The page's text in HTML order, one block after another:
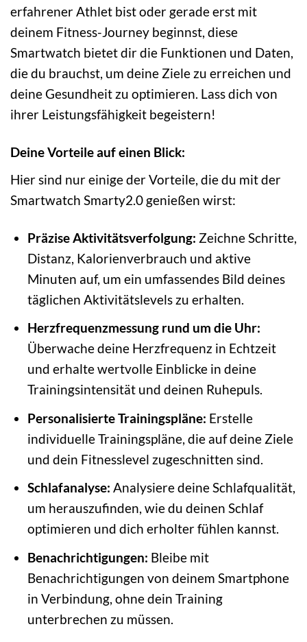
erfahrener Athlet bist oder gerade erst mit
deinem Fitness-Journey beginnst, diese
Smartwatch bietet dir die Funktionen und Daten,
die du brauchst, um deine Ziele zu erreichen und
deine Gesundheit zu optimieren. Lass dich von
ihrer Leistungsfähigkeit begeistern!
Deine Vorteile auf einen Blick:
Hier sind nur einige der Vorteile, die du mit der
Smartwatch Smarty2.0 genießen wirst:
Präzise Aktivitätsverfolgung: Zeichne Schritte,
Distanz, Kalorienverbrauch und aktive
Minuten auf, um ein umfassendes Bild deines
täglichen Aktivitätslevels zu erhalten.
Herzfrequenzmessung rund um die Uhr:
Überwache deine Herzfrequenz in Echtzeit
und erhalte wertvolle Einblicke in deine
Trainingsintensität und deinen Ruhepuls.
Personalisierte Trainingspläne: Erstelle
individuelle Trainingspläne, die auf deine Ziele
und dein Fitnesslevel zugeschnitten sind.
Schlafanalyse: Analysiere deine Schlafqualität,
um herauszufinden, wie du deinen Schlaf
optimieren und dich erholter fühlen kannst.
Benachrichtigungen: Bleibe mit
Benachrichtigungen von deinem Smartphone
in Verbindung, ohne dein Training
unterbrechen zu müssen.